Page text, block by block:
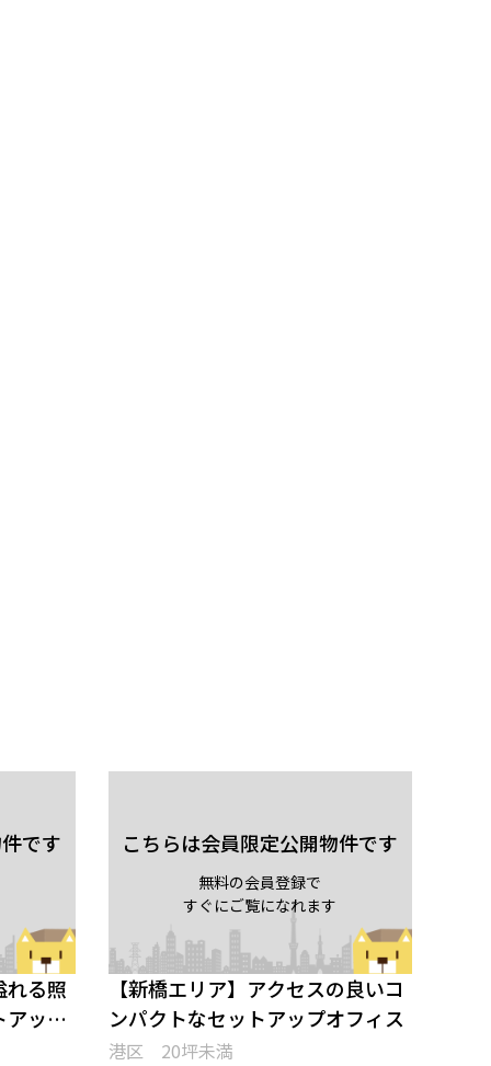
です
れる照
ップ
こちらは会員限定公開物件です
無料の会員登録で
すぐにご覧になれます
【新橋エリア】アクセスの良いコ
ンパクトなセットアップオフィス
港区 20坪未満